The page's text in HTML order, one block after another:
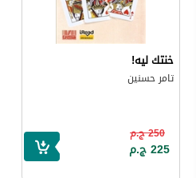
خنتك ليه!
تامر حسنين
250 ج.م
225 ج.م